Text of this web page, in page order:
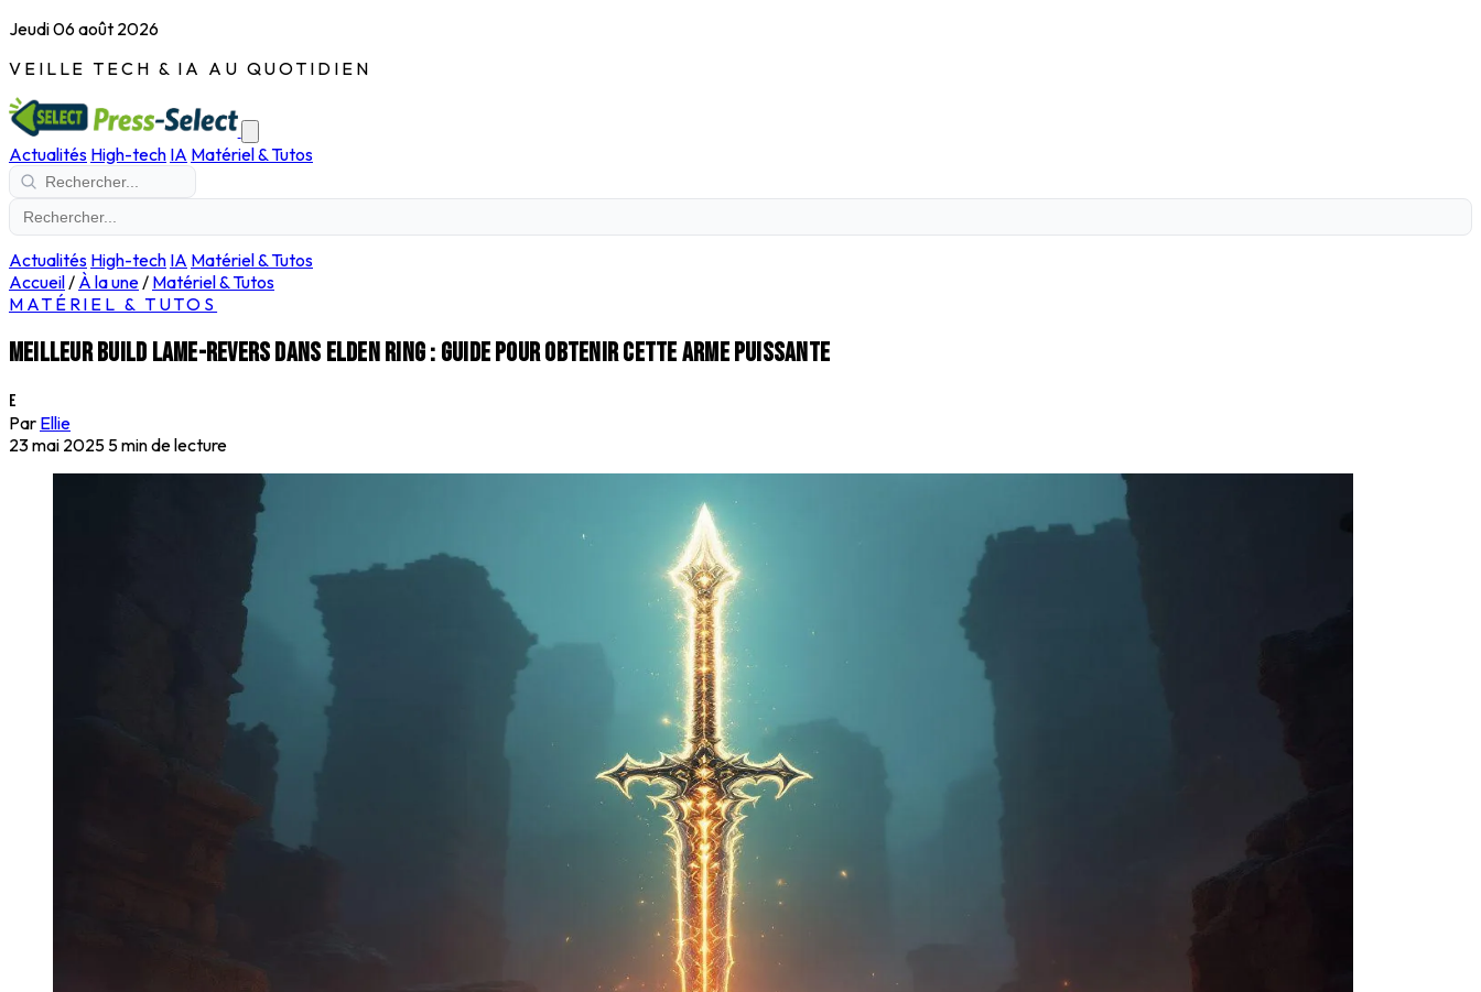
Jeudi 06 août 2026
VEILLE TECH & IA AU QUOTIDIEN
Actualités High-tech IA Matériel & Tutos
Actualités High-tech IA Matériel & Tutos
Accueil/ À la une/ Matériel & Tutos
MATÉRIEL & TUTOS
Meilleur build lame-revers dans Elden Ring : guide pour obtenir cette arme puissante
E
Par Ellie
23 mai 2025 5 min de lecture